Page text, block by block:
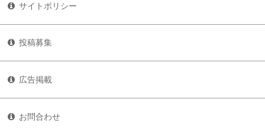
サイトポリシー
投稿募集
広告掲載
お問合わせ